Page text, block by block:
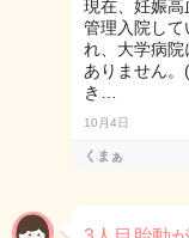
現在、妊娠高
管理入院し
れ、大学病
ありません
き…
10月4日
くまぁ